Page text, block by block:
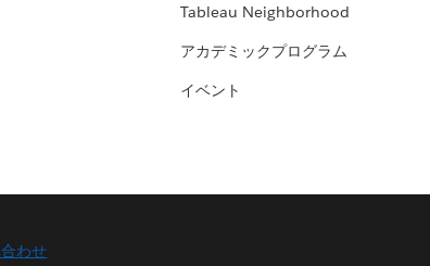
Tableau Neighborhood
アカデミックプログラム
イベント
わせ